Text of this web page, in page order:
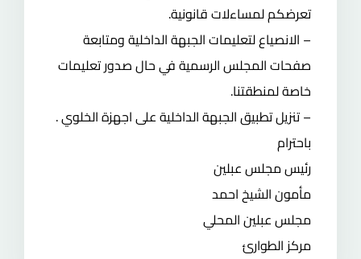
تعرضكم لمساءلات قانونية.
– الانصياع لتعليمات الجبهة الداخلية ومتابعة
صفحات المجلس الرسمية في حال صدور تعليمات
خاصة لمنطقتنا.
– تنزيل تطبيق الجبهة الداخلية على اجهزة الخلوي .
باحترام
رئيس مجلس عبلين
مأمون الشيخ احمد
مجلس عبلين المحلي
مركز الطوارئ